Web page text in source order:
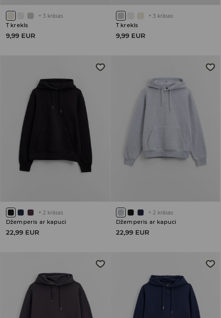
+ 3 krāsas
T krekls
9,99 EUR
+ 3 krāsas
T krekls
9,99 EUR
+ 2 krāsas
Džemperis ar kapuci
22,99 EUR
+ 2 krāsas
Džemperis ar kapuci
22,99 EUR